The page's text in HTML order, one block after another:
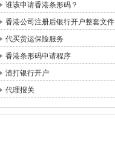
谁该申请香港条形码？
香港公司注册后银行开户整套文件
代买货运保险服务
香港条形码申请程序
渣打银行开户
代理报关